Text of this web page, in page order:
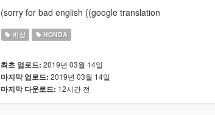
(sorry for bad english ((google translation
비상 HONDA
최초 업로드: 2019년 03월 14일
마지막 업로드: 2019년 03월 14일
마지막 다운로드: 12시간 전